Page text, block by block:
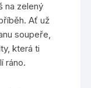
na zelený
Ať už
soupeře,
která ti
ráno.